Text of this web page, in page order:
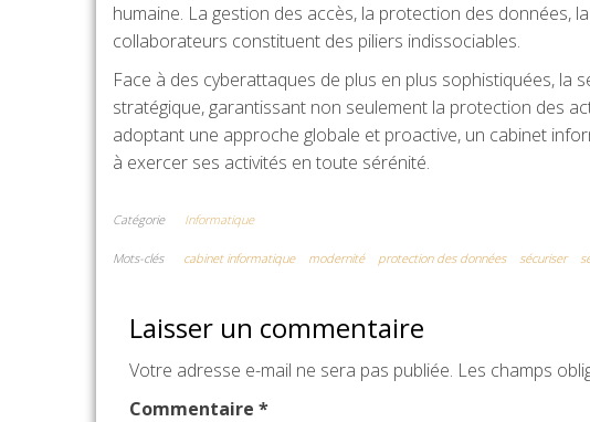
humaine. La gestion des accès, la protection des données,
collaborateurs constituent des piliers indissociables.
Face à des cyberattaques de plus en plus sophistiquées, la
stratégique, garantissant non seulement la protection des
adoptant une approche globale et proactive, un cabinet
à exercer ses activités en toute sérénité.
Catégorie Informatique
Mots-clés cabinet informatique modernité protection des données sécuriser
Laisser un commentaire
Votre adresse e-mail ne sera pas publiée. Les champs
Commentaire *